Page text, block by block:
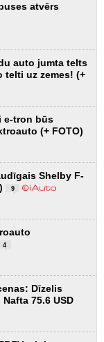
atvērs
auto jumta telts
telti uz zemes! (+
e-tron būs
(+ FOTO)
Shelby F-
9
4
Dīzelis
75.6 USD